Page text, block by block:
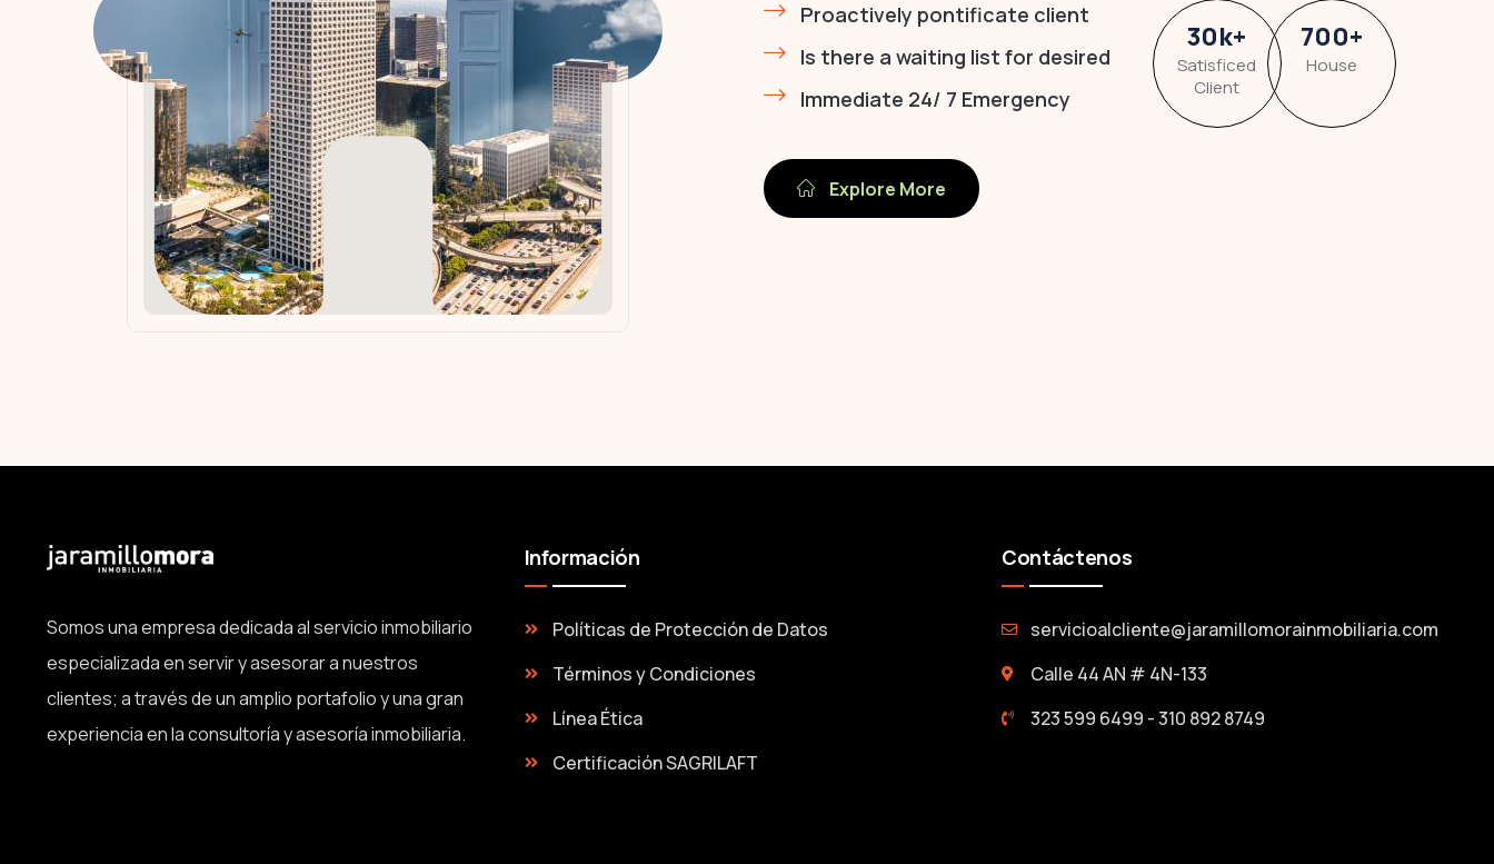
Proactively pontificate client
Is there a waiting list for desired
Immediate 24/ 7 Emergency
30k+
Satisficed
Client
700+
House
Explore More
Somos una empresa dedicada al servicio inmobiliario
especializada en servir y asesorar a nuestros
clientes; a través de un amplio portafolio y una gran
experiencia en la consultoría y asesoría inmobiliaria.
Información
Políticas de Protección de Datos
Términos y Condiciones
Línea Ética
Certificación SAGRILAFT
Contáctenos
servicioalcliente@jaramillomorainmobiliaria.com
Calle 44 AN # 4N-133
323 599 6499 - 310 892 8749